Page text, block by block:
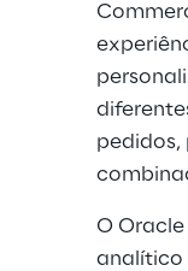
pedidos,
O
analítico